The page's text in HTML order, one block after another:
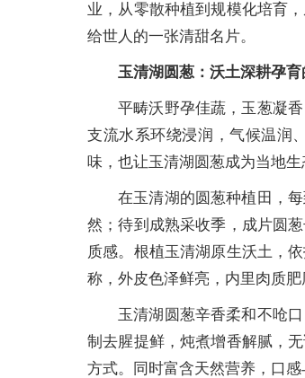
业，从零散种植到规模化培育
给世人的一张清甜名片。
玉清湖圆葱：沃土深耕孕
平畴沃野孕佳蔬，玉葱凝
支流水系环绕浸润，气候温润
味，也让玉清湖圆葱成为当地
在玉清湖的圆葱种植田，
然；待到成熟采收季，成片圆
质感。根植玉清湖原生沃土，
称，外皮色泽鲜亮，内里肉质肥
玉清湖圆葱辛香柔和不呛
制去腥提鲜，炖煮增香解腻，
方式。同时富含天然营养，口